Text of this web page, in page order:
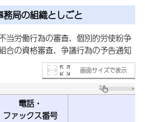
局の組織としごと
当労働行為の審査、個別的労使紛争
合の資格審査、争議行為の予告通知
画面サイズで表示
電話・
ファックス番号